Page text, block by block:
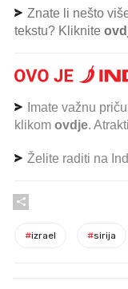
Znate li nešto
tekstu? Kliknite
Imate važnu
klikom ovdje.
Želite raditi na
#izrael #sirija